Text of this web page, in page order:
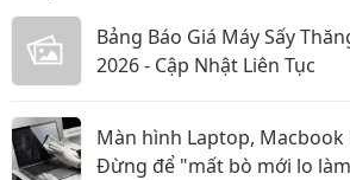
Bảng Báo Giá Máy Sấy
2026 - Cập Nhật Liên Tục
Màn hình Laptop, Macbook
Đừng để "mất bò mới lo